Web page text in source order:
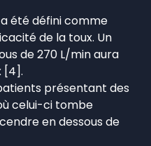
été défini comme
de la toux. Un
de 270 L/min aura
[4].
présentant des
celui-ci tombe
en dessous de